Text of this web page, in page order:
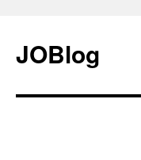
JOBlog